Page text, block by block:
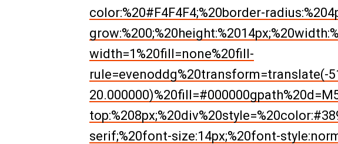
color:%20#F4F4F4;%20border-
width=1%20fill=none%20fill-
rule=evenoddg%20transform=translate(-
serif;%20font-size:14px;%20font-